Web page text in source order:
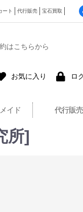
ート 代行販売 宝石買取
はこちらから
お気に入り ロ
イド 代行販売
所]